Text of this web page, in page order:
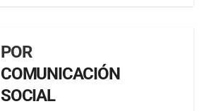
POR
COMUNICACIÓN
SOCIAL